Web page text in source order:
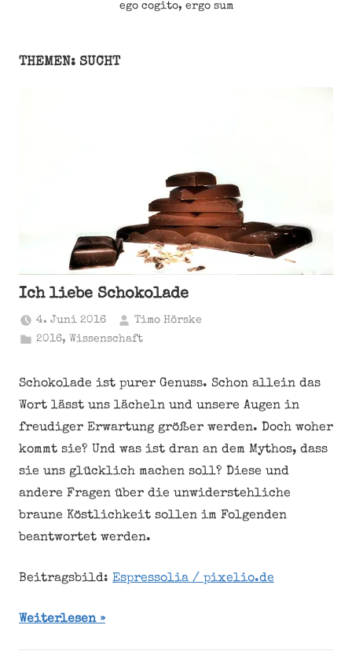
ego cogito, ergo sum
THEMEN: SUCHT
Ich liebe Schokolade
4. Juni 2016
Timo Hörske
2016, Wissenschaft
Schokolade ist purer Genuss. Schon allein das
Wort lässt uns lächeln und unsere Augen in
freudiger Erwartung größer werden. Doch woher
kommt sie? Und was ist dran an dem Mythos, dass
sie uns glücklich machen soll? Diese und
andere Fragen über die unwiderstehliche
braune Köstlichkeit sollen im Folgenden
beantwortet werden.
Beitragsbild: Espressolia / pixelio.de
Weiterlesen